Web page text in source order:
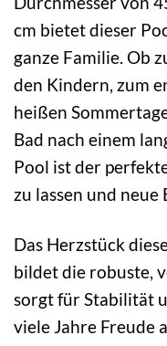
cm bietet dieser
ganze Familie. Ob
den Kindern, zum
heißen
Bad nach einem
Pool ist der
zu lassen und neue
Das Herzstück
bildet die robuste,
sorgt für Stabilität
viele Jahre Freude